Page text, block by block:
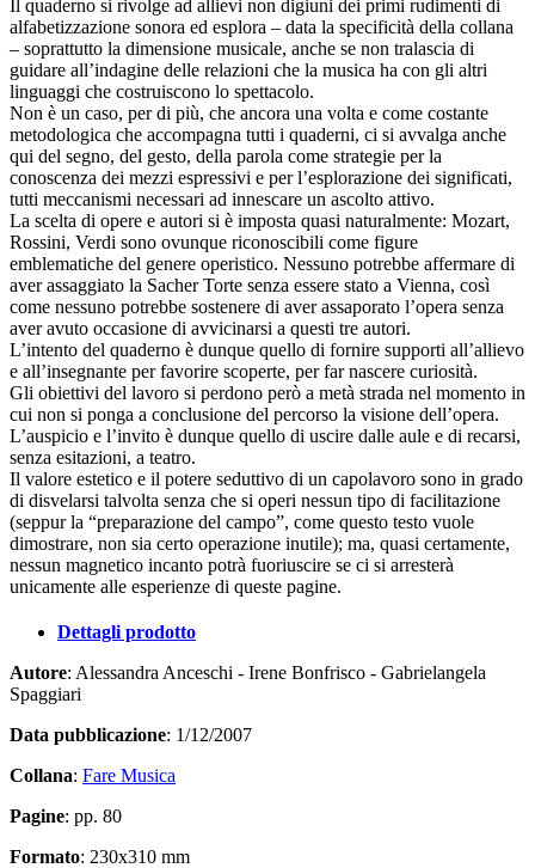
Il quaderno si rivolge ad allievi non digiuni dei primi rudimenti di
alfabetizzazione sonora ed esplora – data la specificità della collana
– soprattutto la dimensione musicale, anche se non tralascia di
guidare all’indagine delle relazioni che la musica ha con gli altri
linguaggi che costruiscono lo spettacolo.
Non è un caso, per di più, che ancora una volta e come costante
metodologica che accompagna tutti i quaderni, ci si avvalga anche
qui del segno, del gesto, della parola come strategie per la
conoscenza dei mezzi espressivi e per l’esplorazione dei significati,
tutti meccanismi necessari ad innescare un ascolto attivo.
La scelta di opere e autori si è imposta quasi naturalmente: Mozart,
Rossini, Verdi sono ovunque riconoscibili come figure
emblematiche del genere operistico. Nessuno potrebbe affermare di
aver assaggiato la Sacher Torte senza essere stato a Vienna, così
come nessuno potrebbe sostenere di aver assaporato l’opera senza
aver avuto occasione di avvicinarsi a questi tre autori.
L’intento del quaderno è dunque quello di fornire supporti all’allievo
e all’insegnante per favorire scoperte, per far nascere curiosità.
Gli obiettivi del lavoro si perdono però a metà strada nel momento in
cui non si ponga a conclusione del percorso la visione dell’opera.
L’auspicio e l’invito è dunque quello di uscire dalle aule e di recarsi,
senza esitazioni, a teatro.
Il valore estetico e il potere seduttivo di un capolavoro sono in grado
di disvelarsi talvolta senza che si operi nessun tipo di facilitazione
(seppur la “preparazione del campo”, come questo testo vuole
dimostrare, non sia certo operazione inutile); ma, quasi certamente,
nessun magnetico incanto potrà fuoriuscire se ci si arresterà
unicamente alle esperienze di queste pagine.
Dettagli prodotto
Autore: Alessandra Anceschi - Irene Bonfrisco - Gabrielangela
Spaggiari
Data pubblicazione: 1/12/2007
Collana: Fare Musica
Pagine: pp. 80
Formato: 230x310 mm